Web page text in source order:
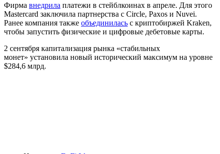
Фирма внедрила платежи в стейблкоинах в апреле. Для этого
Mastercard заключила партнерства с Circle, Paxos и Nuvei.
Ранее компания также объединилась с криптобиржей Kraken,
чтобы запустить физические и цифровые дебетовые карты.
2 сентября капитализация рынка «стабильных
монет» установила новый исторический максимум на уровне
$284,6 млрд.